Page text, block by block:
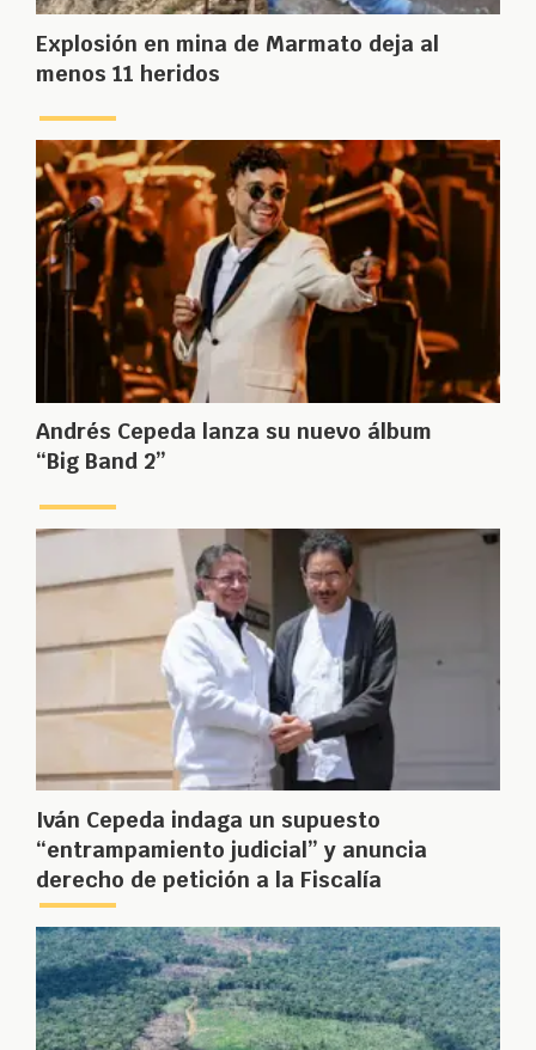
Explosión en mina de Marmato deja al
menos 11 heridos
Andrés Cepeda lanza su nuevo álbum
“Big Band 2”
Iván Cepeda indaga un supuesto
“entrampamiento judicial” y anuncia
derecho de petición a la Fiscalía